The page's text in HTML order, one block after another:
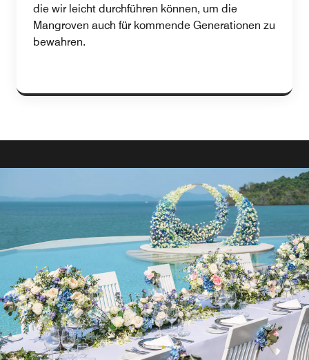
die wir leicht durchführen können, um die
Mangroven auch für kommende Generationen zu
bewahren.